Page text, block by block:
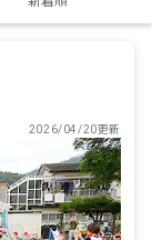
2026/04/20更新